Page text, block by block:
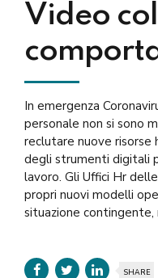
Video
In emergenza
personale non si sono
reclutare nuove risorse
degli strumenti digitali
lavoro. Gli Uffici Hr
propri nuovi modelli
situazione contingente,
SHARE